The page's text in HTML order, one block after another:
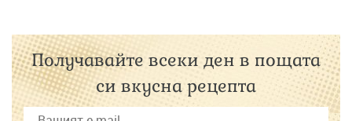
Получавайте всеки ден в пощата
си вкусна рецепта